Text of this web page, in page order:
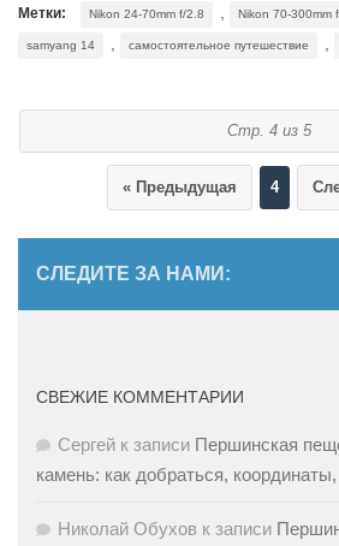
Метки: Nikon 24-70mm f/2.8 Nikon 70-300mm
samyang 14 самостоятельное путешествие
Стр. 4 из 5
« Предыдущая 4
СЛЕДИТЕ ЗА НАМИ:
СВЕЖИЕ КОММЕНТАРИИ
Сергей к записи Першинская
камень: как добраться,
Николай Обухов к записи